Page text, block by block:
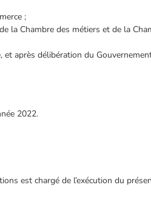
;
la Chambre des métiers et de la
après délibération du
2022.
est chargé de l’exécution du